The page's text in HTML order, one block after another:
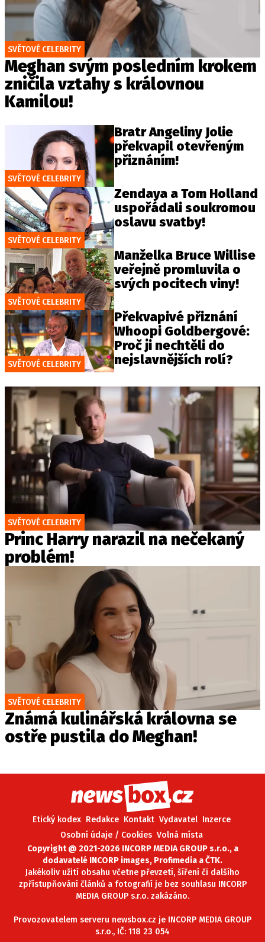
SVĚTOVÉ CELEBRITY
Meghan svým posledním krokem
zničila vztahy s královnou
Kamilou!
SVĚTOVÉ CELEBRITY
Bratr Angeliny Jolie
překvapil otevřeným
přiznáním!
SVĚTOVÉ CELEBRITY
Zendaya a Tom Holland
uspořádali soukromou
oslavu svatby!
SVĚTOVÉ CELEBRITY
Manželka Bruce Willise
veřejně promluvila o
svých pocitech viny!
SVĚTOVÉ CELEBRITY
Překvapivé přiznání
Whoopi Goldbergové:
Proč ji nechtěli do
nejslavnějších rolí?
SVĚTOVÉ CELEBRITY
Princ Harry narazil na nečekaný
problém!
SVĚTOVÉ CELEBRITY
Známá kulinářská královna se
ostře pustila do Meghan!
Etický kodex Redakce Kontakt Vydavatel Inzerce
Osobní údaje / Cookies Volná místa
Copyright @ 2021-2026 INCORP MEDIA GROUP s.r.o., a
dodavatelé INCORP images, Profimedia a ČTK.
Jakékoliv užití obsahu včetne převzetí, šíření či dalšího
zpřístupňování článků a fotografií je bez souhlasu INCORP
MEDIA GROUP s.r.o. zakázáno.
Provozovatelem serveru newsbox.cz je INCORP MEDIA GROUP
s.r.o., IČ: 118 23 054